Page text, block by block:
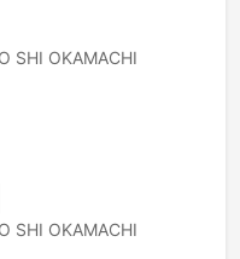
SHI OKAMACHI
SHI OKAMACHI